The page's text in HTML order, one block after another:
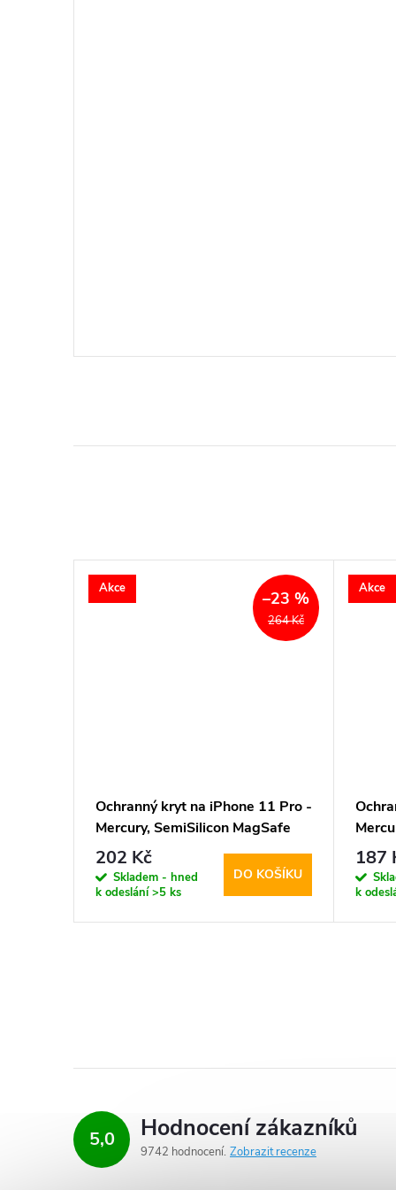
Akce
264 Kč
–23 %
Ochranný kryt na iPhone 11 Pro -
Mercury, SemiSilicon MagSafe
Sierra
202 Kč
Skladem - hned
k odeslání>5 ks
DO KOŠÍKU
Akce
187
k
5,0 Hodnocení zákazníků
9742 hodnocení Zobrazit recenze